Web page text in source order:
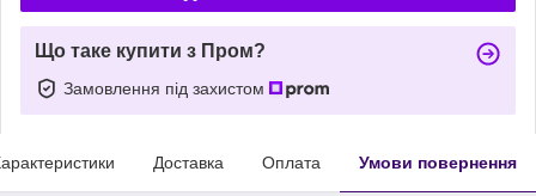
Що таке купити з Пром?
Замовлення під захистом
Доставка Оплата Умови повернення